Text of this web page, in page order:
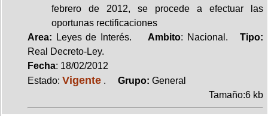
febrero de 2012, se procede a efectuar las
oportunas rectificaciones
Area: Leyes de Interés. Ambito: Nacional.Tipo:
Real Decreto-Ley.
Fecha: 18/02/2012
Estado: Vigente . Grupo: General
Tamaño:6 kb